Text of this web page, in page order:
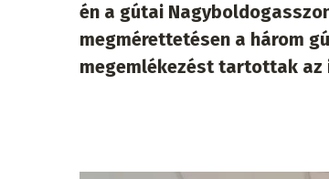
én a gútai
megmérettetésen a három
megemlékezést tartottak az